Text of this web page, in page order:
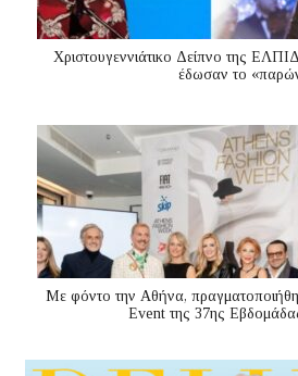
Χριστουγεννιάτικο Δείπνο της
έδωσαν το
Με φόντο την Αθήνα,
Event της 37ης